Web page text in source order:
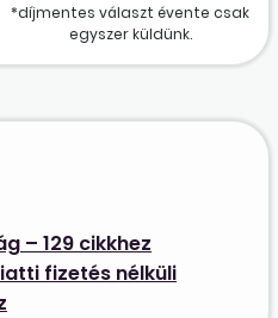
*díjmentes választ évente csak
egyszer küldünk.
– 129 cikkhez
fizetés nélküli